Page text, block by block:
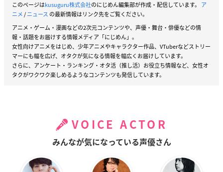
このページはkusuguru株式会社のにじめん編集部が作成・配信しています。 ア
ニメ/ニュース の最新情報はリンク先をご覧ください。
アニメ・ゲーム・漫画などの2次元コンテンツや、声優・舞台・俳優などの情
報・話題をお届けする情報メディア「にじめん」。
女性向けアニメをはじめ、少年アニメやキャラクター作品、VTuberなどストリー
マーにも幅を広げ、オタクが気になる情報を幅広くお届けしています。
さらに、アンケート・ランキング・オタ活（推し活）お役立ち情報など、女性オ
タクがワクワク楽しめるようなコンテンツも発信しています。
VOICE ACTOR
みんなが気になっている声優さん